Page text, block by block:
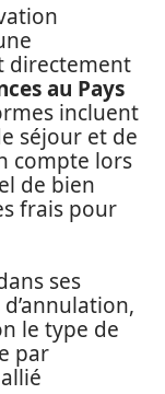
directement
au Pays
incluent
séjour et de
compte lors
de bien
frais pour
ses
le type de
par